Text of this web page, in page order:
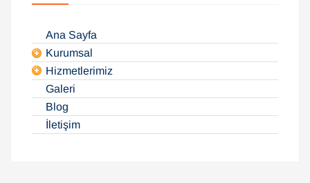
Ana Sayfa
Kurumsal
Hizmetlerimiz
Galeri
Blog
İletişim